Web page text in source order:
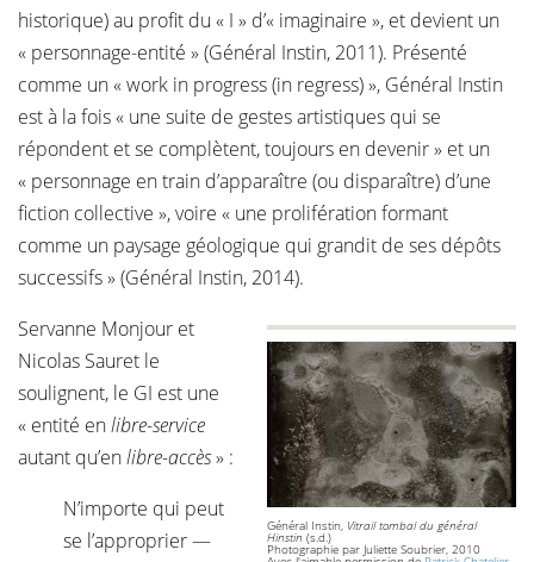
historique) au profit du « I » d’« imaginaire », et devient un
« personnage-entité » (Général Instin, 2011). Présenté
comme un « work in progress (in regress) », Général Instin
est à la fois « une suite de gestes artistiques qui se
répondent et se complètent, toujours en devenir » et un
« personnage en train d’apparaître (ou disparaître) d’une
fiction collective », voire « une prolifération formant
comme un paysage géologique qui grandit de ses dépôts
successifs » (Général Instin, 2014).
Général Instin, Vitrail tombal du général
Hinstin (s.d.)
Photographie par Juliette Soubrier, 2010
Servanne Monjour et
Nicolas Sauret le
soulignent, le GI est une
« entité enlibre-service
autant qu’enlibre-accès» :
N’importe qui peut
se l’approprier —